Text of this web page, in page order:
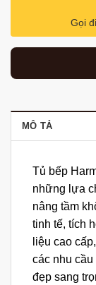
Gọi
MÔ TẢ
Tủ bếp
những lựa
nâng tầm
tinh tế, tích
liệu cao
các nhu
đẹp sang